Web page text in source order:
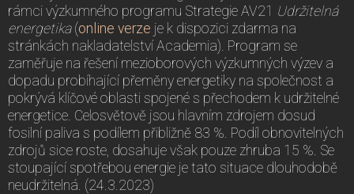
rámci výzkumného programu Strategie AV21 Udržitelná
energetika(online verze je k dispozici zdarma na
stránkách nakladatelství Academia). Program se
zaměřuje na řešení mezioborových výzkumných výzev a
dopadu probíhající přeměny energetiky na společnost a
pokrývá klíčové oblasti spojené s přechodem k udržitelné
energetice. Celosvětově jsou hlavním zdrojem dosud
fosilní paliva s podílem přibližně 83 %. Podíl obnovitelných
zdrojů sice roste, dosahuje však pouze zhruba 15 %. Se
stoupající spotřebou energie je tato situace dlouhodobě
neudržitelná. (24.3.2023)